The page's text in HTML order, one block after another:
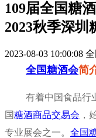
109届全国糖
2023秋季深圳
2023-08-03 10:00:08
全国糖酒会简
有着中国食品行
国糖酒商品交易会 ，
专业展会之一。 全国